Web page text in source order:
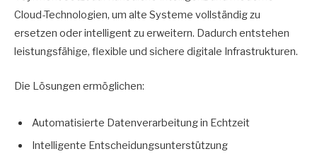
Cloud-Technologien, um alte Systeme vollständig zu
ersetzen oder intelligent zu erweitern. Dadurch entstehen
leistungsfähige, flexible und sichere digitale Infrastrukturen.
Die Lösungen ermöglichen:
Automatisierte Datenverarbeitung in Echtzeit
Intelligente Entscheidungsunterstützung